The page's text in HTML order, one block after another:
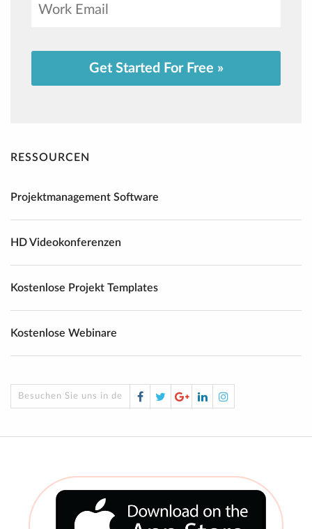
Get Started For Free »
RESSOURCEN
Projektmanagement Software
HD Videokonferenzen
Kostenlose Projekt Templates
Kostenlose Webinare
Besuchen Sie uns in den sozialen Medien!
Facebook
TwitterGoogle
Plus
LinkedInInstagram